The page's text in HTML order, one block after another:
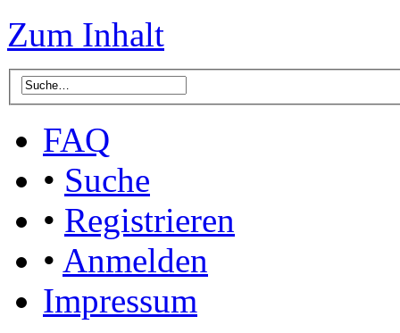
Zum Inhalt
FAQ
• Suche
• Registrieren
• Anmelden
Impressum